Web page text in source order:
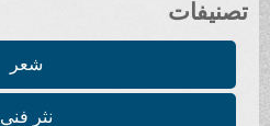
تصنيفات
شعر
نثر فني